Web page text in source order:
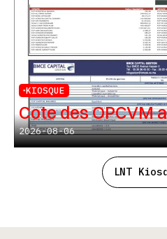
KIOSQUE
Cote des OPCVM
2026-08-06
LNT